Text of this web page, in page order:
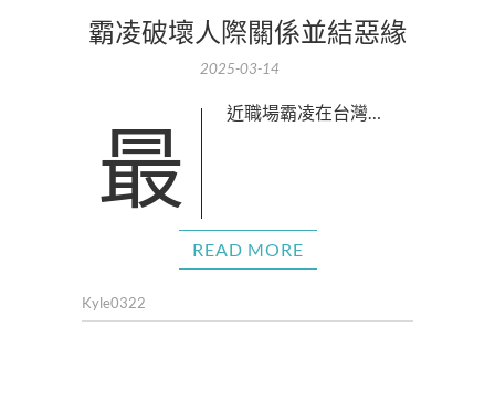
霸凌破壞人際關係並結惡緣
2025-03-14
最近職場霸凌在台灣…
READ MORE
Kyle0322